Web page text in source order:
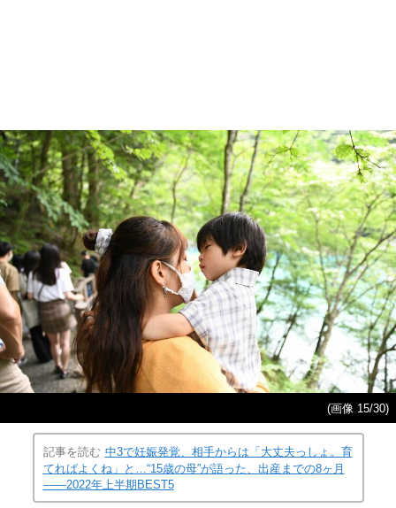
(画像 15/30)
記事を読む 中3で妊娠発覚、相手からは「大丈夫っしょ。育
てればよくね」と…“15歳の母”が語った、出産までの8ヶ月
――2022年上半期BEST5